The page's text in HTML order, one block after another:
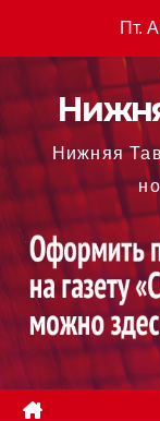
содержимому
Пт.
Нижняя